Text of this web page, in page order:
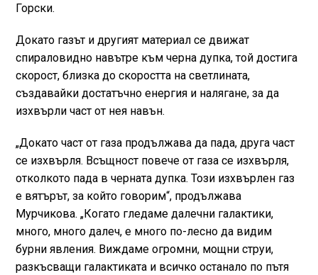
Горски.
Докато газът и другият материал се движат
спираловидно навътре към черна дупка, той достига
скорост, близка до скоростта на светлината,
създавайки достатъчно енергия и налягане, за да
изхвърли част от нея навън.
„Докато част от газа продължава да пада, друга част
се изхвърля. Всъщност повече от газа се изхвърля,
отколкото пада в черната дупка. Този изхвърлен газ
е вятърът, за който говорим“, продължава
Мурчикова. „Когато гледаме далечни галактики,
много, много далеч, е много по-лесно да видим
бурни явления. Виждаме огромни, мощни струи,
разкъсващи галактиката и всичко останало по пътя